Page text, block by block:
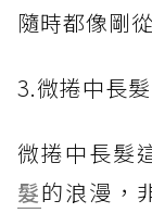
隨時都像剛
3.微捲中長髮
微捲中長髮
髮的浪漫，